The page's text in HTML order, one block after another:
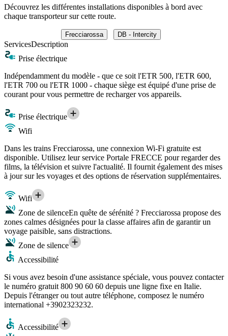
Découvrez les différentes installations disponibles à bord avec
chaque transporteur sur cette route.
Frecciarossa DB - Intercity
ServicesDescription
Prise électrique
Indépendamment du modèle - que ce soit l'ETR 500, l'ETR 600,
l'ETR 700 ou l'ETR 1000 - chaque siège est équipé d'une prise de
courant pour vous permettre de recharger vos appareils.
Prise électrique
Wifi
Dans les trains Frecciarossa, une connexion Wi-Fi gratuite est
disponible. Utilisez leur service Portale FRECCE pour regarder des
films, la télévision et suivre l'actualité. Il fournit également des mises
à jour sur les voyages et des options de réservation supplémentaires.
Wifi
Zone de silenceEn quête de sérénité ? Frecciarossa propose des
zones calmes désignées pour la classe affaires afin de garantir un
voyage paisible, sans distractions.
Zone de silence
Accessibilité
Si vous avez besoin d'une assistance spéciale, vous pouvez contacter
le numéro gratuit 800 90 60 60 depuis une ligne fixe en Italie.
Depuis l'étranger ou tout autre téléphone, composez le numéro
international +3902323232.
Accessibilité